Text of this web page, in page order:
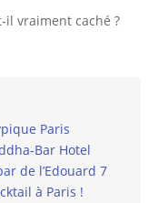
il vraiment caché ?
Paris
Bar Hotel
de l’Edouard 7
à Paris !